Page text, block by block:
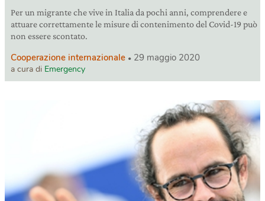
Per un migrante che vive in Italia da pochi anni, comprendere e
attuare correttamente le misure di contenimento del Covid-19 può
non essere scontato.
Cooperazione internazionale 29 maggio 2020
a cura di Emergency